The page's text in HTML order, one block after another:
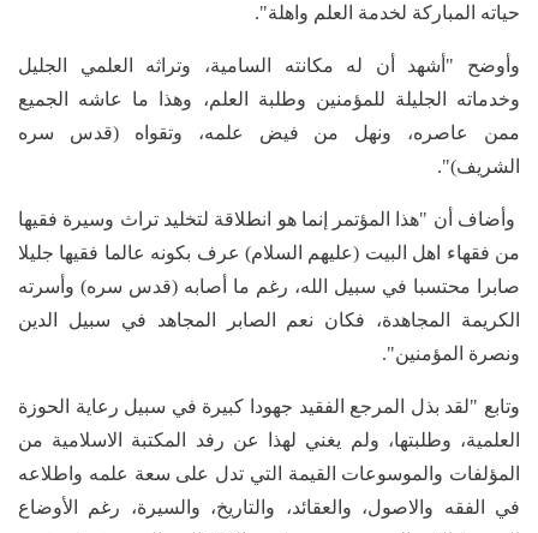
حياته المباركة لخدمة العلم واهلة".
وأوضح "أشهد أن له مكانته السامية، وتراثه العلمي الجليل
وخدماته الجليلة للمؤمنين وطلبة العلم، وهذا ما عاشه الجميع
ممن عاصره، ونهل من فيض علمه، وتقواه (قدس سره
الشريف)".
وأضاف أن "هذا المؤتمر إنما هو انطلاقة لتخليد تراث وسيرة فقيها
من فقهاء اهل البيت (عليهم السلام) عرف بكونه عالما فقيها جليلا
صابرا محتسبا في سبيل الله، رغم ما أصابه (قدس سره) وأسرته
الكريمة المجاهدة، فكان نعم الصابر المجاهد في سبيل الدين
ونصرة المؤمنين".
وتابع "لقد بذل المرجع الفقيد جهودا كبيرة في سبيل رعاية الحوزة
العلمية، وطلبتها، ولم يغني لهذا عن رفد المكتبة الاسلامية من
المؤلفات والموسوعات القيمة التي تدل على سعة علمه واطلاعه
في الفقه والاصول، والعقائد، والتاريخ، والسيرة، رغم الأوضاع